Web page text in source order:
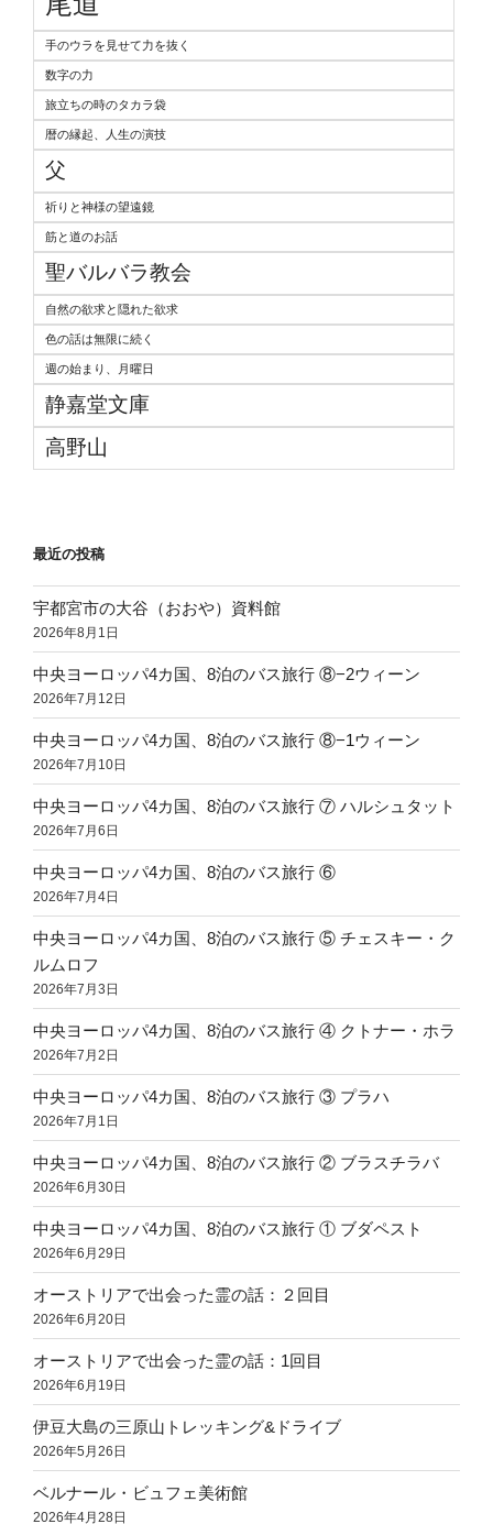
手のウラを見せて力を抜く
数字の力
旅立ちの時のタカラ袋
暦の縁起、人生の演技
父
祈りと神様の望遠鏡
筋と道のお話
聖バルバラ教会
自然の欲求と隠れた欲求
色の話は無限に続く
週の始まり、月曜日
静嘉堂文庫
高野山
最近の投稿
宇都宮市の大谷（おおや）資料館
2026年8月1日
中央ヨーロッパ4カ国、8泊のバス旅行 ⑧−2ウィーン
2026年7月12日
中央ヨーロッパ4カ国、8泊のバス旅行 ⑧−1ウィーン
2026年7月10日
中央ヨーロッパ4カ国、8泊のバス旅行 ⑦ ハルシュタット
2026年7月6日
中央ヨーロッパ4カ国、8泊のバス旅行 ⑥
2026年7月4日
中央ヨーロッパ4カ国、8泊のバス旅行 ⑤ チェスキー・ク
ルムロフ
2026年7月3日
中央ヨーロッパ4カ国、8泊のバス旅行 ④ クトナー・ホラ
2026年7月2日
中央ヨーロッパ4カ国、8泊のバス旅行 ③ プラハ
2026年7月1日
中央ヨーロッパ4カ国、8泊のバス旅行 ② ブラスチラバ
2026年6月30日
中央ヨーロッパ4カ国、8泊のバス旅行 ① ブダペスト
2026年6月29日
オーストリアで出会った霊の話：２回目
2026年6月20日
オーストリアで出会った霊の話：1回目
2026年6月19日
伊豆大島の三原山トレッキング&ドライブ
2026年5月26日
ベルナール・ビュフェ美術館
2026年4月28日